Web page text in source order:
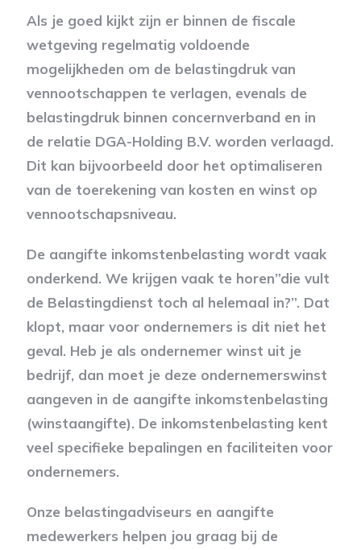
Als je goed kijkt zijn er binnen de fiscale
wetgeving regelmatig voldoende
mogelijkheden om de belastingdruk van
vennootschappen te verlagen, evenals de
belastingdruk binnen concernverband en in
de relatie DGA-Holding B.V. worden verlaagd.
Dit kan bijvoorbeeld door het optimaliseren
van de toerekening van kosten en winst op
vennootschapsniveau.
De aangifte inkomstenbelasting wordt vaak
onderkend. We krijgen vaak te horen”die vult
de Belastingdienst toch al helemaal in?”. Dat
klopt, maar voor ondernemers is dit niet het
geval. Heb je als ondernemer winst uit je
bedrijf, dan moet je deze ondernemerswinst
aangeven in de aangifte inkomstenbelasting
(winstaangifte). De inkomstenbelasting kent
veel specifieke bepalingen en faciliteiten voor
ondernemers.
Onze belastingadviseurs en aangifte
medewerkers helpen jou graag bij de